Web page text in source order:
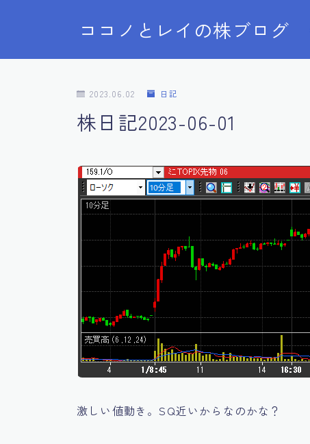
ココノとレイの株ブログ
2023.06.02 日記
株日記2023-06-01
激しい値動き。SQ近いからなのかな？